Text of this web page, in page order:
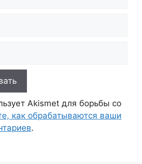
Akismet для борьбы со
как обрабатываются ваши
.